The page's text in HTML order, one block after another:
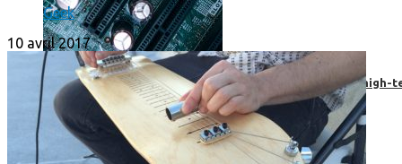
Prendre une extension de garantie pour vos appareils high-
Geek
10 avril 2017